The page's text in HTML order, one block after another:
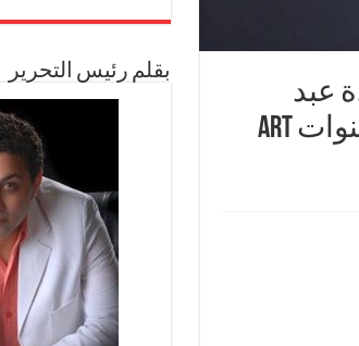
عبد
الرازق والرداد يجتمعون مع ألمع النجوم على قنوات ART
بقلم رئيس التحرير